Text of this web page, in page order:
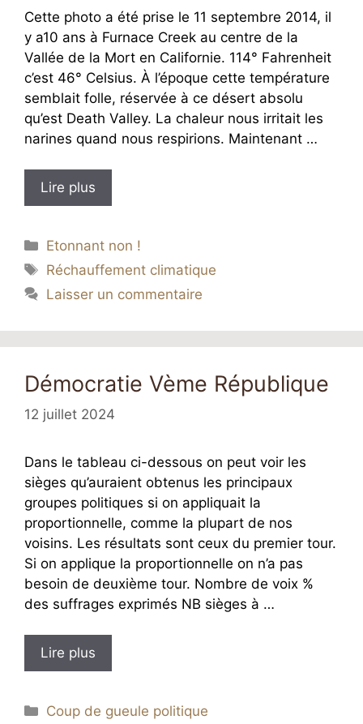
Cette photo a été prise le 11 septembre 2014, il
y a10 ans à Furnace Creek au centre de la
Vallée de la Mort en Californie. 114° Fahrenheit
c’est 46° Celsius. À l’époque cette température
semblait folle, réservée à ce désert absolu
qu’est Death Valley. La chaleur nous irritait les
narines quand nous respirions. Maintenant …
Lire plus
Catégories
Etonnant non !
Étiquettes
Réchauffement climatique
Laisser un commentaire
Démocratie Vème République
12 juillet 2024
Dans le tableau ci-dessous on peut voir les
sièges qu’auraient obtenus les principaux
groupes politiques si on appliquait la
proportionnelle, comme la plupart de nos
voisins. Les résultats sont ceux du premier tour.
Si on applique la proportionnelle on n’a pas
besoin de deuxième tour. Nombre de voix %
des suffrages exprimés NB sièges à …
Lire plus
Catégories
Coup de gueule politique